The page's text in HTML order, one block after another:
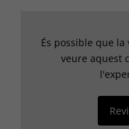
És possible que
veure aquest